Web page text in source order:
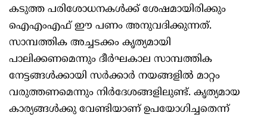
കടുത്ത പരിശോധനകൾക്ക് ശേഷമായിരിക്കും
ഐഎംഎഫ് ഈ പണം അനുവദിക്കുന്നത്.
സാമ്പത്തിക അച്ചടക്കം കൃത്യമായി
പാലിക്കണമെന്നും ദീർഘകാല സാമ്പത്തിക
നേട്ടങ്ങൾക്കായി സർക്കാർ നയങ്ങളിൽ മാറ്റം
വരുത്തണമെന്നും നിർദേശങ്ങളിലുണ്ട്. കൃത്യമായ
കാര്യങ്ങൾക്കു വേണ്ടിയാണ് ഉപയോഗിച്ചതെന്ന്